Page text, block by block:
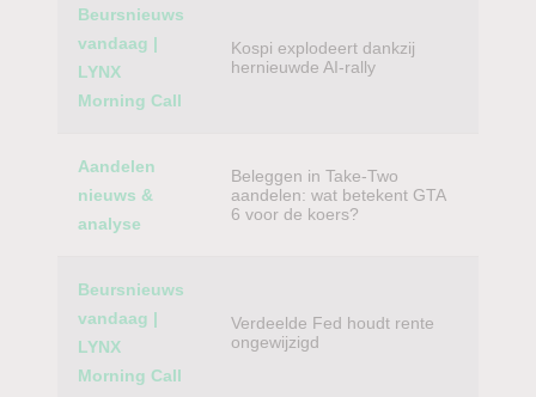
Beursnieuws
vandaag |
LYNX
Morning Call
Kospi explodeert dankzij
hernieuwde AI-rally
Aandelen
nieuws &
analyse
Beleggen in Take-Two
aandelen: wat betekent GTA
6 voor de koers?
Beursnieuws
vandaag |
LYNX
Morning Call
Verdeelde Fed houdt rente
ongewijzigd